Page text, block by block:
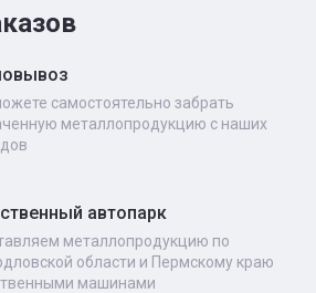
самостоятельно забрать
металлопродукцию с наших
автопарк
металлопродукцию по
области и Пермскому краю
машинами